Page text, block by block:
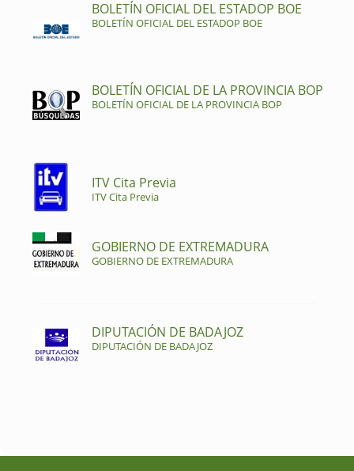
BOLETÍN OFICIAL DEL ESTADOP BOE
BOLETÍN OFICIAL DEL ESTADOP BOE
BOLETÍN OFICIAL DE LA PROVINCIA BOP
BOLETÍN OFICIAL DE LA PROVINCIA BOP
ITV Cita Previa
ITV Cita Previa
GOBIERNO DE EXTREMADURA
GOBIERNO DE EXTREMADURA
DIPUTACIÓN DE BADAJOZ
DIPUTACIÓN DE BADAJOZ